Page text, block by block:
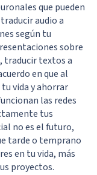
que pueden
audio a
según tu
sobre
traducir textos a
en que al
vida y ahorrar
las redes
tus
no es el futuro,
tarde o temprano
en tu vida, más
proyectos.